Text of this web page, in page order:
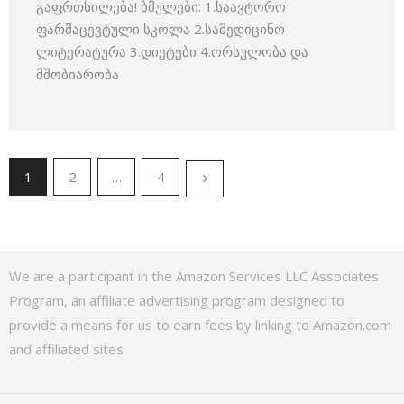
გაფრთხილება! ბმულები: 1.საავტორო
ფარმაცევტული სკოლა 2.სამედიცინო
ლიტერატურა 3.დიეტები 4.ორსულობა და
მშობიარობა
1 2 … 4
We are a participant in the Amazon Services LLC Associates
Program, an affiliate advertising program designed to
provide a means for us to earn fees by linking to Amazon.com
and affiliated sites